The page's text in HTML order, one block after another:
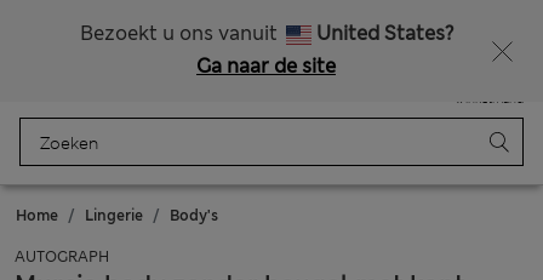
Bezoekt u ons vanuit
United States?
Ga naar de site
Winkelmand
Home Lingerie Body's
AUTOGRAPH